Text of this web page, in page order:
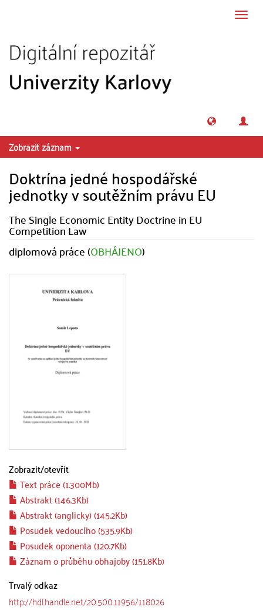
Zobrazit záznam
Doktrína jedné hospodářské
jednotky v soutěžním právu EU
The Single Economic Entity Doctrine in EU
Competition Law
diplomová práce (OBHÁJENO)
Zobrazit/otevřít
Text práce (1.300Mb)
Abstrakt (146.3Kb)
Abstrakt (anglicky) (145.2Kb)
Posudek vedoucího (535.9Kb)
Posudek oponenta (120.7Kb)
Záznam o průběhu obhajoby (151.8Kb)
Trvalý odkaz
http://hdl.handle.net/20.500.11956/118026